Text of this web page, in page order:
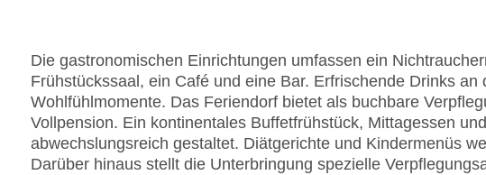
Die gastronomischen Einrichtungen umfassen ein
Frühstückssaal, ein Café und eine Bar. Erfrischende Drinks an
Wohlfühlmomente. Das Feriendorf bietet als buchbare
Vollpension. Ein kontinentales Buffetfrühstück, Mittagessen
abwechslungsreich gestaltet. Diätgerichte und Kindermenüs
Darüber hinaus stellt die Unterbringung spezielle